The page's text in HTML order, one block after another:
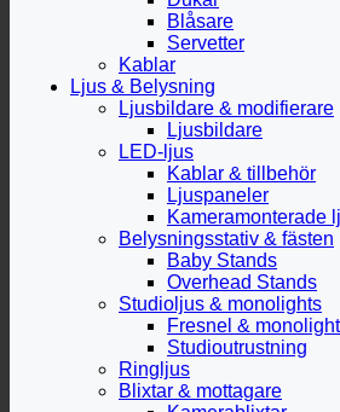
Blåsare
Servetter
Kablar
Ljus & Belysning
Ljusbildare & modifierare
Ljusbildare
LED-ljus
Kablar & tillbehör
Ljuspaneler
Kameramonterade
Belysningsstativ & fästen
Baby Stands
Overhead Stands
Studioljus & monolights
Fresnel &
Studioutrustning
Ringljus
Blixtar & mottagare